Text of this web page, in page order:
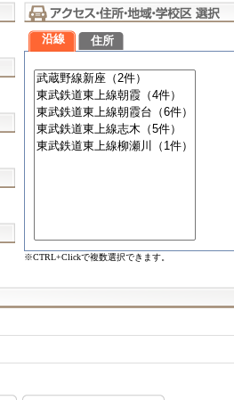
沿線 住所
※CTRL+Clickで複数選択できます。